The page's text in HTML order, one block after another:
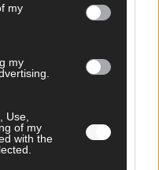
my
my
Use,
of my
with the